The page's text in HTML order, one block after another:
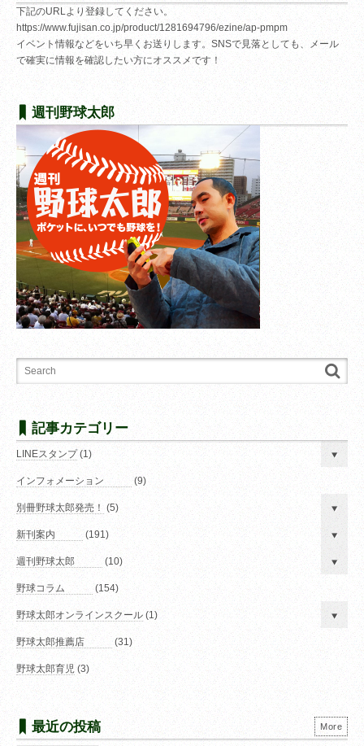
下記のURLより登録してください。
https://www.fujisan.co.jp/product/1281694796/ezine/ap-pmpm
イベント情報などをいち早くお送りします。SNSで見落としても、メール
で確実に情報を確認したい方にオススメです！
週刊野球太郎
記事カテゴリー
LINEスタンプ(1)
インフォメーション (9)
別冊野球太郎発売！ (5)
新刊案内 (191)
週刊野球太郎 (10)
野球コラム (154)
野球太郎オンラインスクール (1)
野球太郎推薦店 (31)
野球太郎育児 (3)
最近の投稿 More